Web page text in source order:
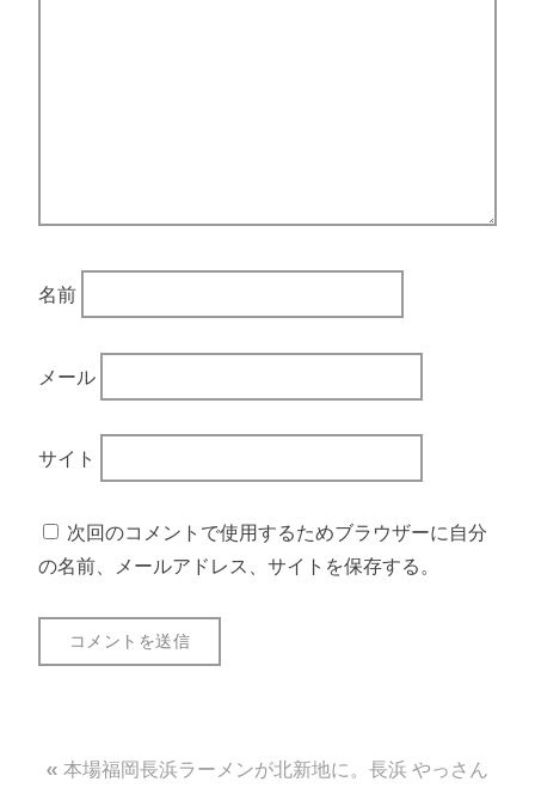
名前
メール
サイト
次回のコメントで使用するためブラウザーに自分
の名前、メールアドレス、サイトを保存する。
投本場福岡長浜ラーメンが北新地に。長浜 やっさん